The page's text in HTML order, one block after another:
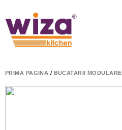
PRIMA PAGINĂ / BUCATARII MODULARE